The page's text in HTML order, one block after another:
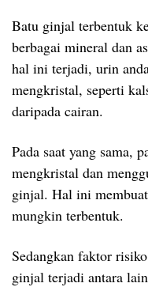
Batu ginjal terbentuk
berbagai mineral dan
hal ini terjadi, urin
mengkristal, seperti
daripada cairan.
Pada saat yang sama,
mengkristal dan
ginjal. Hal ini
mungkin terbentuk.
Sedangkan faktor
ginjal terjadi antara